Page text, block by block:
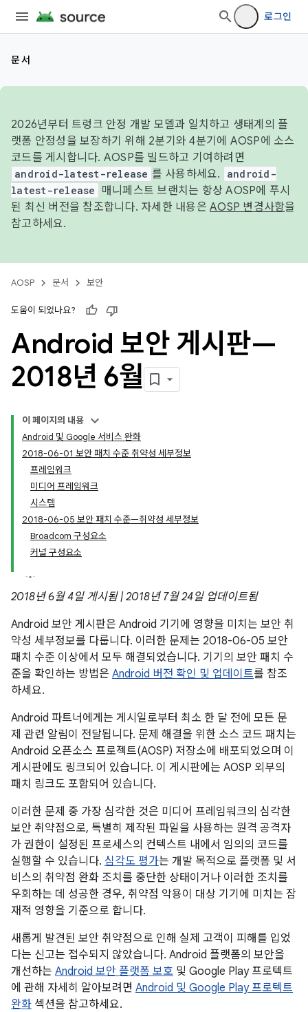
로그인
문서
2026년부터 트렁크 안정 개발 모델과 일치하고 생태계의 플
랫폼 안정성을 보장하기 위해 2분기와 4분기에 AOSP에 소스
코드를 게시합니다. AOSP를 빌드하고 기여하려면
android-latest-release 를 사용하세요.
android-
latest-release
매니페스트 브랜치는 항상 AOSP에 푸시
된 최신 버전을 참조합니다. 자세한 내용은 AOSP 변경사항을
참고하세요.
AOSP 문서 보안
도움이 되었나요?
Android 보안 게시판—
2018년 6월
이 페이지의 내용
Android 및 Google 서비스 완화
2018-06-01 보안 패치 수준 취약성 세부정보
프레임워크
미디어 프레임워크
시스템
2018-06-05 보안 패치 수준—취약성 세부정보
Broadcom 구성요소
커널 구성요소
2018년 6월 4일 게시됨 | 2018년 7월 24일 업데이트됨
Android 보안 게시판은 Android 기기에 영향을 미치는 보안 취
약성 세부정보를 다룹니다. 이러한 문제는 2018-06-05 보안
패치 수준 이상에서 모두 해결되었습니다. 기기의 보안 패치 수
준을 확인하는 방법은 Android 버전 확인 및 업데이트를 참조
하세요.
Android 파트너에게는 게시일로부터 최소 한 달 전에 모든 문
제 관련 알림이 전달됩니다. 문제 해결을 위한 소스 코드 패치는
Android 오픈소스 프로젝트(AOSP) 저장소에 배포되었으며 이
게시판에도 링크되어 있습니다. 이 게시판에는 AOSP 외부의
패치 링크도 포함되어 있습니다.
이러한 문제 중 가장 심각한 것은 미디어 프레임워크의 심각한
보안 취약점으로, 특별히 제작된 파일을 사용하는 원격 공격자
가 권한이 설정된 프로세스의 컨텍스트 내에서 임의의 코드를
실행할 수 있습니다. 심각도 평가는 개발 목적으로 플랫폼 및 서
비스의 취약점 완화 조치를 중단한 상태이거나 이러한 조치를
우회하는 데 성공한 경우, 취약점 악용이 대상 기기에 미치는 잠
재적 영향을 기준으로 합니다.
새롭게 발견된 보안 취약점으로 인해 실제 고객이 피해를 입었
다는 신고는 접수되지 않았습니다. Android 플랫폼의 보안을
개선하는 Android 보안 플랫폼 보호 및 Google Play 프로텍트
에 관해 자세히 알아보려면 Android 및 Google Play 프로텍트
완화 섹션을 참고하세요.